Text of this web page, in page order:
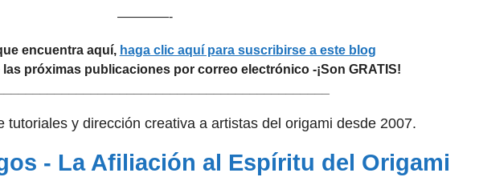
————-
encuentra aquí, haga clic aquí para suscribirse a este blog
próximas publicaciones por correo electrónico -¡Son GRATIS!
tutoriales y dirección creativa a artistas del origami desde 2007.
- La Afiliación al Espíritu del Origami